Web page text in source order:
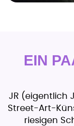
EIN
JR (eigentlich
Street-Art-
riesigen